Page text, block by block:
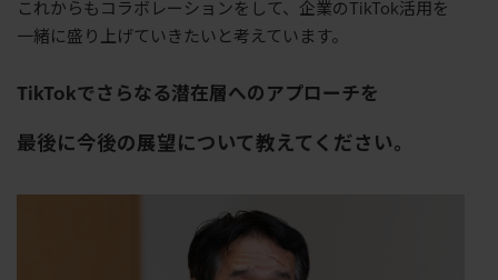
これからもコラボレーションをして、企業のTikTok活用を
一緒に盛り上げていきたいと考えています。
TikTokでさらなる潜在層へのアプローチを
最後に今後の展望について教えてください。